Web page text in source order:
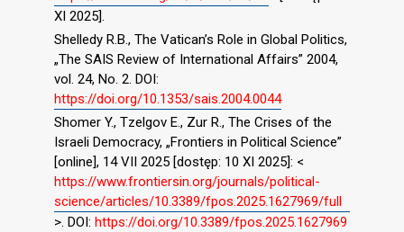
XI 2025].
Shelledy R.B., The Vatican’s Role in Global Politics,
„The SAIS Review of International Affairs” 2004,
vol. 24, No. 2. DOI:
https://doi.org/10.1353/sais.2004.0044
Shomer Y., Tzelgov E., Zur R., The Crises of the
Israeli Democracy, „Frontiers in Political Science”
[online], 14 VII 2025 [dostęp: 10 XI 2025]: <
https://www.frontiersin.org/journals/political-
science/articles/10.3389/fpos.2025.1627969/full
>. DOI: https://doi.org/10.3389/fpos.2025.1627969